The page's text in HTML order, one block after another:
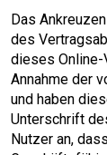
Das
des
dieses Online-
Annahme der
und haben
Unterschrift
Nutzer an,